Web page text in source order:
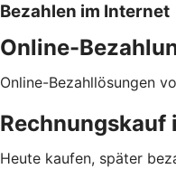
Bezahlen im Internet
Online-
Online-Bezahllösungen
Rechnungskauf
Heute kaufen, später